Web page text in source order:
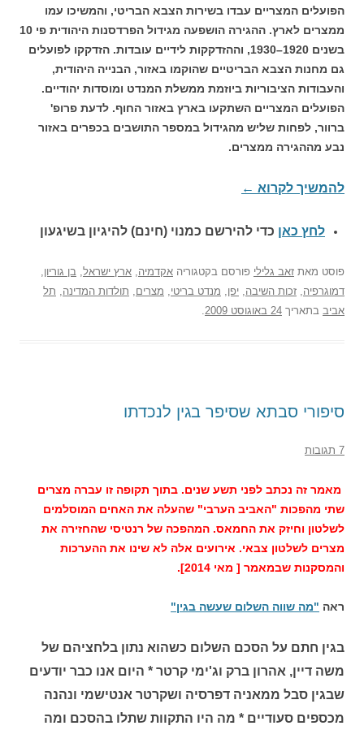
הפועלים המצריים עבדו בשירות הצבא הבריטי, והמשיכו עמו
ממצרים לארץ. ההגירה הושפעה מגידול הפרדסנות היהודית פי 10
בשנים 1920–1930, וההזדקקות לידיים עובדות. הזדקקו לפועלים
גם מחנות הצבא הבריטיים שהוקמו באזור, הבנייה היהודית,
והעבודות הציבוריות ביוזמת ממשלת המנדט ומוסדות יהודיים.
הפועלים המצריים השתקעו בארץ באזור החוף. לדעת פרופ'
ברוור, לפחות שליש מהגידול במספר התושבים בכפרים באזור
נבע מההגירה ממצרים.
להמשיך לקרוא ←
לחץ כאן כדי להירשם כמנוי (חינם) להיגיון בשיגעון
פוסט מאת זאב גלילי פורסם בקטגוריה אקדמיה ארץ ישראל בן גוריון
דמוגרפיה זכות השיבה יפן מנדט בריטי מצרים תולדות המדינה
תל
אביב בתאריך 24 באוגוסט 2009
סיפורי סבתא שסיפר בגין לנכדתו
7 תגובות
מאמר זה נכתב לפני תשע שנים. בתוך תקופה זו עברה מצרים
שתי מהפכות "האביב הערבי" שהעלה את האחים המוסלמים
לשלטון וחיזק את החמאס. המהפכה של רנטיסי שהחזירה את
מצרים לשלטון צבאי. אירועים אלה לא שינו את ההערכות
והמסקנות שבמאמר [ מאי 2014].
ראה "מה שווה השלום שעשה בגין"
בגין חתם על הסכם השלום כשהוא נתון בלחציהם של
משה דיין, אהרון ברק וג'ימי קרטר * היום אנו כבר יודעים
שבגין סבל ממאניה דפרסיה ושקרטר אנטישמי ונהנה
מכספים סעודיים * מה היו התקוות שתלו בהסכם ומה